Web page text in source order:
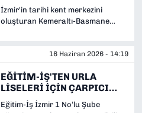
kapılarını açan sergi, 22 Temmuz
2026 tarihine kadar görülebilecek.
İzmir'in tarihi kent merkezini
oluşturan Kemeraltı-Basmane
denetim eksiklikleri ve rant baskısı
karşı karşıya. Bu durumun son
örneği ise bir dönem restorasyon
çalışmalarıyla ödül alan
Basmane'deki Oteller Sokağı'nda
16 Haziran 2026 - 14:19
EĞİTİM-İŞ'TEN URLA
LİSELERİ İÇİN ÇARPICI
RAPOR
Eğitim-İş İzmir 1 No’lu Şube